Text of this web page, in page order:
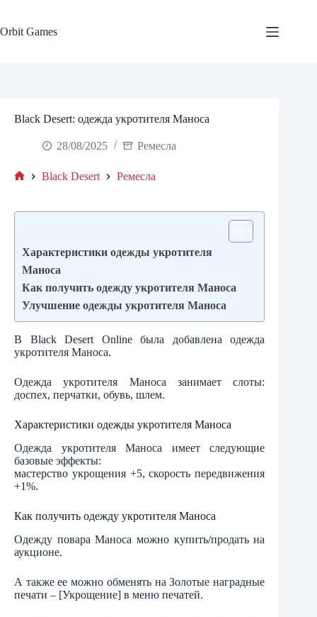
content
Orbit Games
Black Desert: одежда укротителя Маноса
28/08/2025 Ремесла
Black Desert Ремесла
Характеристики одежды укротителя
Маноса
Как получить одежду укротителя Маноса
Улучшение одежды укротителя Маноса
В Black Desert Online была добавлена одежда
укротителя Маноса.
Одежда укротителя Маноса занимает слоты:
доспех, перчатки, обувь, шлем.
Характеристики одежды укротителя Маноса
Одежда укротителя Маноса имеет следующие
базовые эффекты:
мастерство укрощения +5, скорость передвижения
+1%.
Как получить одежду укротителя Маноса
Одежду повара Маноса можно купить/продать на
аукционе.
А также ее можно обменять на Золотые наградные
печати – [Укрощение] в меню печатей.